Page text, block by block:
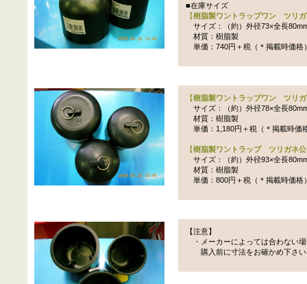
■在庫サイズ
【樹脂製ワントラップワン ツリガ
サイズ：（約）外径73×全長
材質：樹脂製
単価：740円＋税（＊掲載時価格
【樹脂製ワントラップワン ツリガ
サイズ：（約）外径78×全長
材質：樹脂製
単価：1,180円＋税（＊掲載時価
【樹脂製ワントラップ ツリガネ
サイズ：（約）外径93×全長
材質：樹脂製
単価：800円＋税（＊掲載時価格
【注意】
・メーカーによっては合わない
購入前に寸法をお確かめ下さい